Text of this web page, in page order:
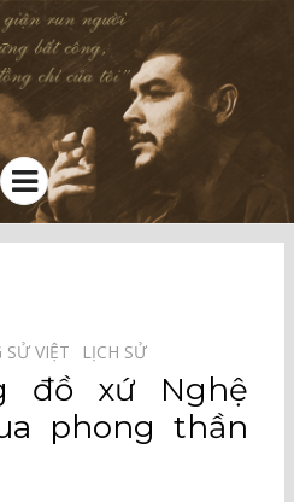
Menu
VIỆT⠀ LỊCH SỬ⠀
đồ xứ Nghệ
phong thần